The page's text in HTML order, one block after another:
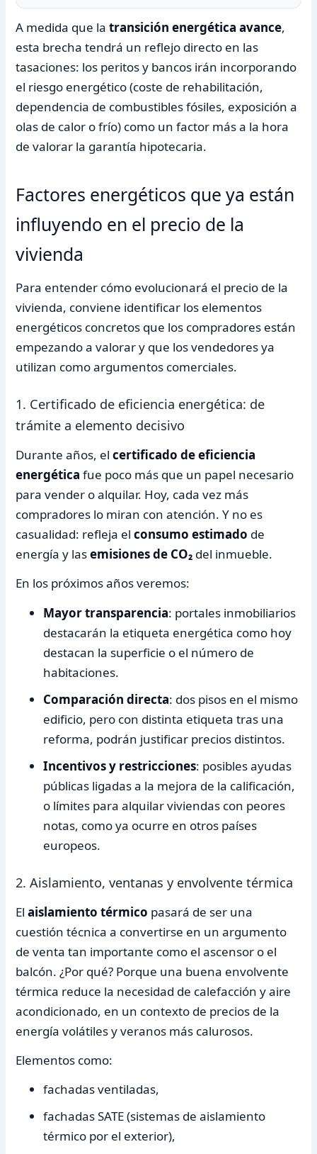
A medida que latransición energética avance,
esta brecha tendrá un reflejo directo en las
tasaciones: los peritos y bancos irán incorporando
el riesgo energético (coste de rehabilitación,
dependencia de combustibles fósiles, exposición a
olas de calor o frío) como un factor más a la hora
de valorar la garantía hipotecaria.
Factores energéticos que ya están
influyendo en el precio de la
vivienda
Para entender cómo evolucionará el precio de la
vivienda, conviene identificar los elementos
energéticos concretos que los compradores están
empezando a valorar y que los vendedores ya
utilizan como argumentos comerciales.
1. Certificado de eficiencia energética: de
trámite a elemento decisivo
Durante años, elcertificado de eficiencia
energética fue poco más que un papel necesario
para vender o alquilar. Hoy, cada vez más
compradores lo miran con atención. Y no es
casualidad: refleja elconsumo estimado de
energía y lasemisiones de CO₂ del inmueble.
En los próximos años veremos:
Mayor transparencia: portales inmobiliarios
destacarán la etiqueta energética como hoy
destacan la superficie o el número de
habitaciones.
Comparación directa: dos pisos en el mismo
edificio, pero con distinta etiqueta tras una
reforma, podrán justificar precios distintos.
Incentivos y restricciones: posibles ayudas
públicas ligadas a la mejora de la calificación,
o límites para alquilar viviendas con peores
notas, como ya ocurre en otros países
europeos.
2. Aislamiento, ventanas y envolvente térmica
Elaislamiento térmico pasará de ser una
cuestión técnica a convertirse en un argumento
de venta tan importante como el ascensor o el
balcón. ¿Por qué? Porque una buena envolvente
térmica reduce la necesidad de calefacción y aire
acondicionado, en un contexto de precios de la
energía volátiles y veranos más calurosos.
Elementos como:
fachadas ventiladas,
fachadas SATE (sistemas de aislamiento
térmico por el exterior),